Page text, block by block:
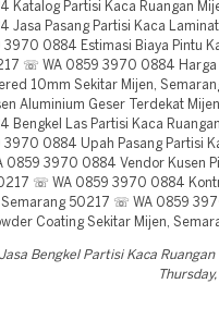
Partisi Kaca Ruangan
Pasang Partisi Kaca
0884 Estimasi Biaya Pintu
☏ WA 0859 3970 0884 Harga
10mm Sekitar Mijen,
Aluminium Geser Terdekat
Las Partisi Kaca
0884 Upah Pasang Partisi
0859 3970 0884 Vendor Kusen
☏ WA 0859 3970 0884
Semarang 50217 ☏ WA 0859
Coating Sekitar Mijen,
Jasa Bengkel Partisi Kaca